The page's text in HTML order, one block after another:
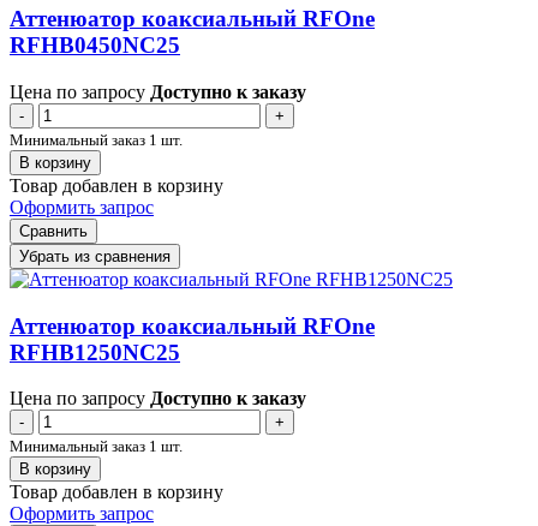
Аттенюатор коаксиальный RFOne
RFHB0450NC25
Цена по запросу Доступно к заказу
-
+
Минимальный заказ 1 шт.
В корзину
Товар добавлен в корзину
Оформить запрос
Сравнить
Убрать из сравнения
Аттенюатор коаксиальный RFOne
RFHB1250NC25
Цена по запросу Доступно к заказу
-
+
Минимальный заказ 1 шт.
В корзину
Товар добавлен в корзину
Оформить запрос